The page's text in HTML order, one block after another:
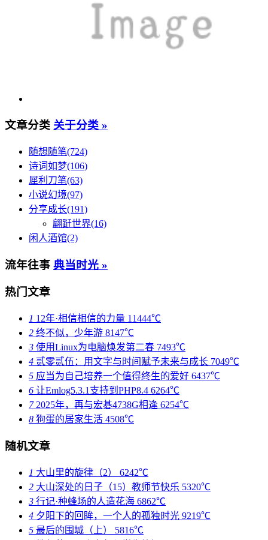
文章分类 关于分类 »
随想随笔(724)
诗词如梦(106)
犀利刀笔(63)
小说幻境(97)
分享成长(191)
翩跹世界(16)
闲人酒馆(2)
流年往事 典当时光 »
热门文章
1 12年·相信相信的力量 11444℃
2 终不似，少年游 8147℃
3 使用Linux为电脑焕发第二春 7493℃
4 贰零贰伍：用文字与时间赋予未来与成长 7049℃
5 应当为自己培养一个值得终生的爱好 6437℃
6 让Emlog5.3.1支持到PHP8.4 6264℃
72025年，再与宏碁4738G相逢 6254℃
8 狗蛋的居家生活 4508℃
随机文章
1 大山里的旋律（2） 6242℃
2 大山深处的日子（15）教师节快乐 5320℃
3 行记·种蜂场的人造花海 6862℃
4 夕阳下的回眸，一个人的孤独时光 9219℃
5 最后的围城（上） 5816℃